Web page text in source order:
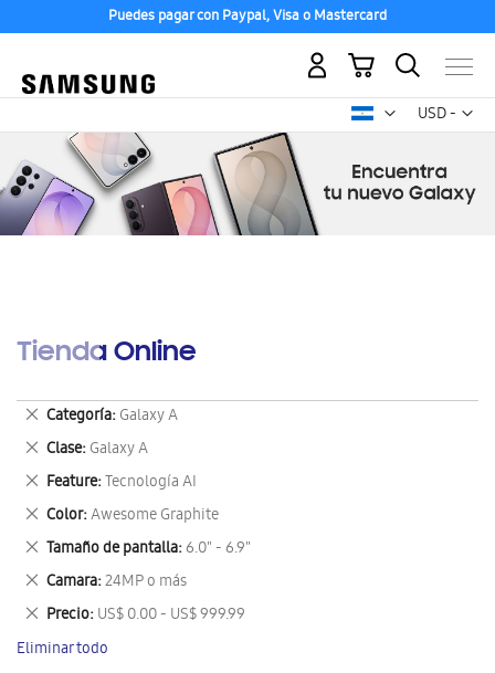
Puedes pagar con Paypal, Visa o Mastercard
USD -
dólar
Mi carrito
Tienda Online
Categoría Galaxy A
Eliminar
este
artículo
Clase Galaxy A
Eliminar
este
artículo
Feature Tecnología AI
Eliminar
este
artículo
Color Awesome Graphite
Eliminar
este
artículo
Tamaño de pantalla 6.0" - 6.9"
Eliminar
este
artículo
Camara 24MP o más
Eliminar
este
artículo
Precio US$ 0.00 - US$ 999.99
Eliminar
este
artículo
Eliminar todo